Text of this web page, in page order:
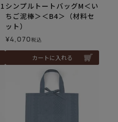
シンプルトートバッグM＜い
ちご泥棒＞＜B4＞（材料セ
ット）
¥4,070税込
カートに入れる